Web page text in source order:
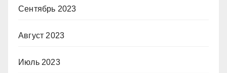
Сентябрь 2023
Август 2023
Июль 2023